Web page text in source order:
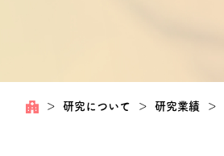
＞ 研究について ＞ 研究業績 ＞